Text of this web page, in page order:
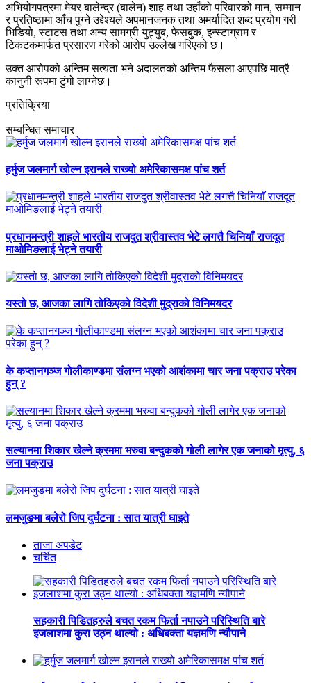
अभियोगपत्रमा मेयर बालेन्द्र (बालेन) शाह तथा उहाँको परिवारको मान, सम्मान
र प्रतिष्ठामा आँच पुग्ने उद्देश्यले अपमानजनक तथा अमर्यादित शब्द प्रयोग गरी
भिडियो, स्टाटस तथा अन्य सामग्री युट्युब, फेसबुक, इन्स्टाग्राम र
टिकटकमार्फत प्रसारण गरेको आरोप उल्लेख गरिएको छ।
उक्त आरोपको अन्तिम सत्यता भने अदालतको अन्तिम फैसला आएपछि मात्रै
कानुनी रूपमा टुंगो लाग्नेछ।
प्रतिक्रिया
सम्बन्धित समाचार
हर्मुज जलमार्ग खोल्न इरानले राख्यो अमेरिकासमक्ष पांच शर्त
प्रधानमन्त्री शाहले भारतीय राजदुत श्रीवास्तव भेटे लगत्तै चिनियाँ राजदूत
माओमिङलाई भेट्ने तयारी
यस्तो छ, आजका लागि तोकिएको विदेशी मुद्राको विनिमयदर
के कप्तानगञ्ज गोलीकाण्डमा संलग्न भएको आशंकामा चार जना पक्राउ परेका
हुन् ?
सल्यानमा शिकार खेल्ने क्रममा भरुवा बन्दुकको गोली लागेर एक जनाको मृत्यु, ६
जना पक्राउ
लमजुङमा बलेरो जिप दुर्घटना : सात यात्री घाइते
ताजा अपडेट
चर्चित
सहकारी पिडितहरुले बचत रकम फिर्ता नपाउने परिस्थिति बारे
इजलाशमा कुरा उठ्न थाल्यो : अधिबक्ता यज्ञमणि न्यौपाने